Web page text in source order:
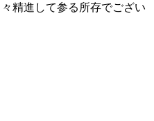
精進して参る所存でござい